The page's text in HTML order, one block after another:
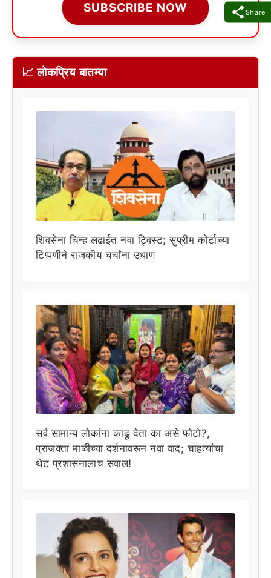
Share
SUBSCRIBE NOW
📈 लोकप्रिय बातम्या
शिवसेना चिन्ह लढाईत नवा ट्विस्ट; सुप्रीम कोर्टाच्या
टिप्पणीने राजकीय चर्चांना उधाण
सर्व सामान्य लोकांना काढू देता का असे फोटो?,
प्राजक्ता माळीच्या दर्शनावरून नवा वाद; चाहत्यांचा
थेट प्रशासनालाच सवाल!